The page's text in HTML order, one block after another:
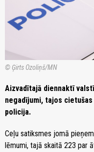
© Ģirts Ozoliņš/MN
Aizvadītajā diennaktī
negadījumi, tajos
policija.
Ceļu satiksmes jomā
lēmumi, tajā skaitā 223 par